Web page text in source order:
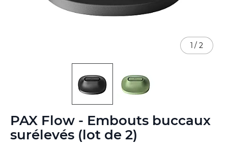
PAX Flow - Embouts buccaux
surélevés (lot de 2)
1 / 2
to
the
beginning